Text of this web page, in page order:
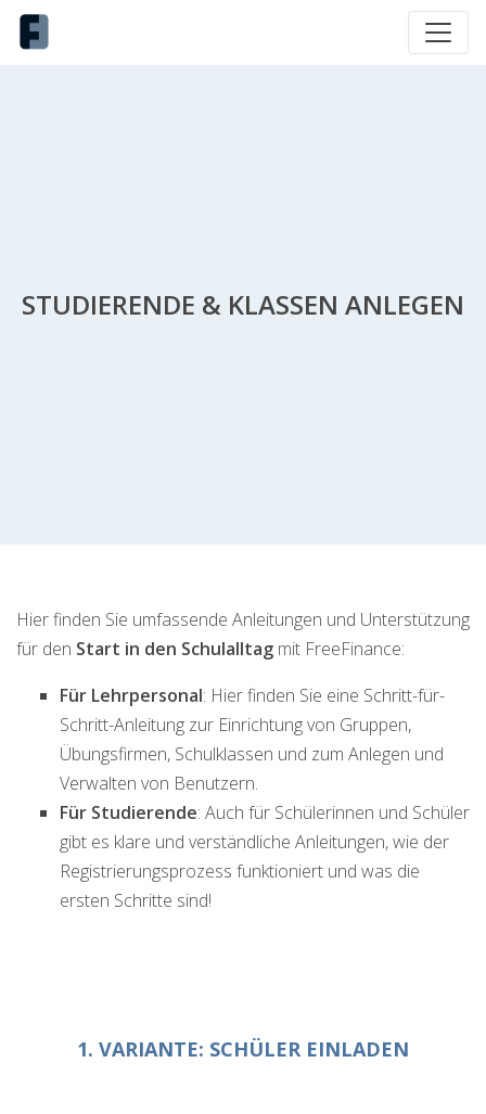
STUDIERENDE & KLASSEN ANLEGEN
Hier finden Sie umfassende Anleitungen und Unterstützung
für den Start in den Schulalltag mit FreeFinance:
Für Lehrpersonal: Hier finden Sie eine Schritt-für-
Schritt-Anleitung zur Einrichtung von Gruppen,
Übungsfirmen, Schulklassen und zum Anlegen und
Verwalten von Benutzern.
Für Studierende: Auch für Schülerinnen und Schüler
gibt es klare und verständliche Anleitungen, wie der
Registrierungsprozess funktioniert und was die
ersten Schritte sind!
1. VARIANTE: SCHÜLER EINLADEN